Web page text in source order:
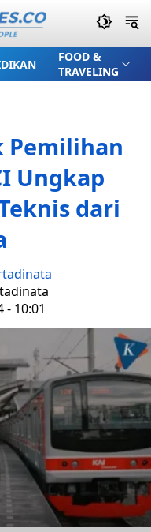
FOOD &
TRAVELING
Pemilihan
Ungkap
dari
- 10:01